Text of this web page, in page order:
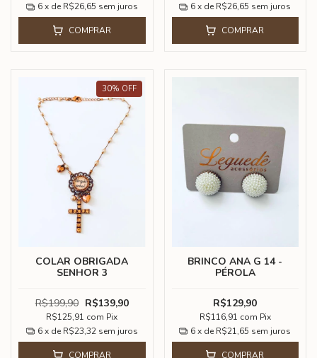
6 x de R$26,65 sem juros
COMPRAR
6 x de R$26,65 sem juros
COMPRAR
30% OFF
COLAR OBRIGADA
SENHOR 3
R$199,90 R$139,90
R$125,91 com Pix
6 x de R$23,32 sem juros
COMPRAR
BRINCO ANA G 14 -
PÉROLA
R$129,90
R$116,91 com Pix
6 x de R$21,65 sem juros
COMPRAR